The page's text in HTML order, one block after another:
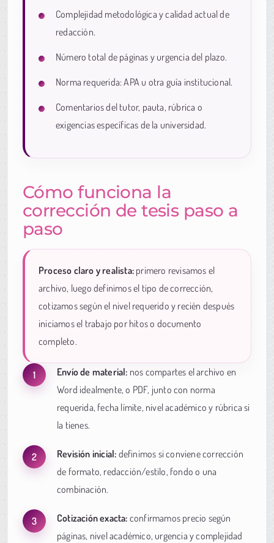
Complejidad metodológica y calidad actual de
redacción.
Número total de páginas y urgencia del plazo.
Norma requerida: APA u otra guía institucional.
Comentarios del tutor, pauta, rúbrica o
exigencias específicas de la universidad.
Cómo funciona la
corrección de tesis paso a
paso
Proceso claro y realista: primero revisamos el
archivo, luego definimos el tipo de corrección,
cotizamos según el nivel requerido y recién después
iniciamos el trabajo por hitos o documento
completo.
Envío de material: nos compartes el archivo en
Word idealmente, o PDF, junto con norma
requerida, fecha límite, nivel académico y rúbrica si
la tienes.
Revisión inicial: definimos si conviene corrección
de formato, redacción/estilo, fondo o una
combinación.
Cotización exacta: confirmamos precio según
páginas, nivel académico, urgencia y complejidad